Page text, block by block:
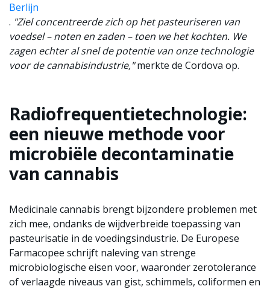
Berlijn
. "Ziel concentreerde zich op het pasteuriseren van
voedsel – noten en zaden – toen we het kochten. We
zagen echter al snel de potentie van onze technologie
voor de cannabisindustrie," merkte de Cordova op.
Radiofrequentietechnologie:
een nieuwe methode voor
microbiële decontaminatie
van cannabis
Medicinale cannabis brengt bijzondere problemen met
zich mee, ondanks de wijdverbreide toepassing van
pasteurisatie in de voedingsindustrie. De Europese
Farmacopee schrijft naleving van strenge
microbiologische eisen voor, waaronder zerotolerance
of verlaagde niveaus van gist, schimmels, coliformen en